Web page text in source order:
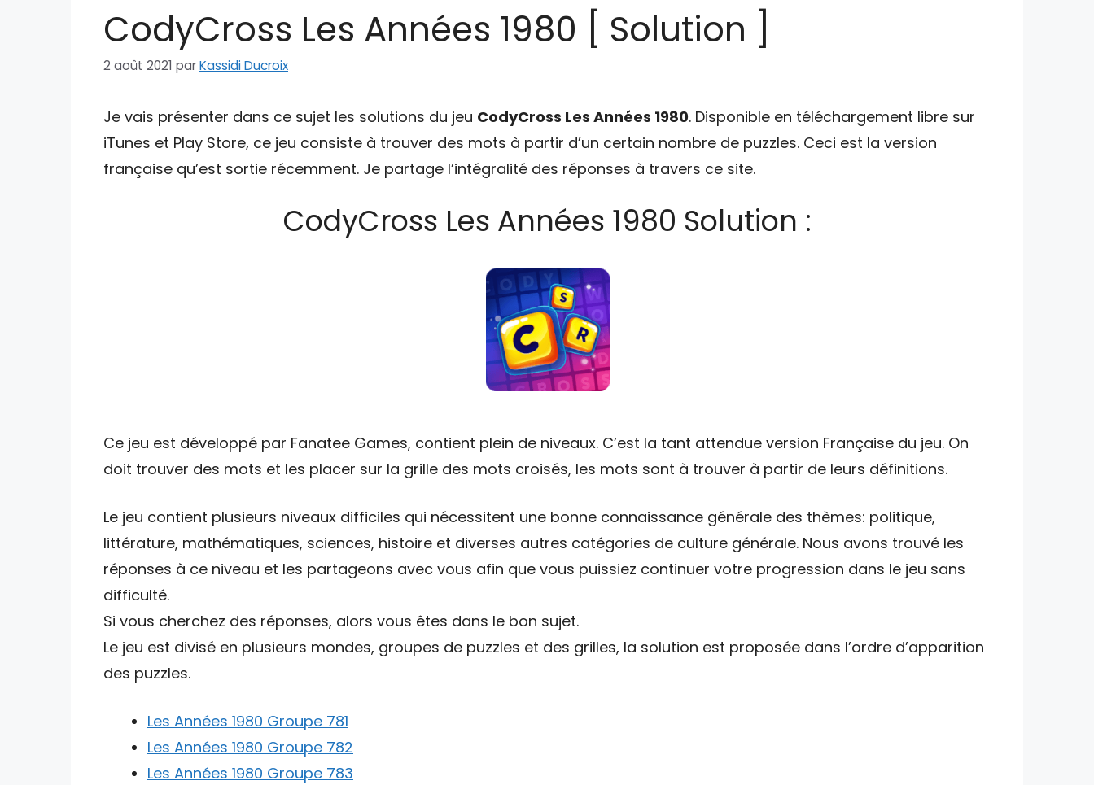
CodyCross Les Années 1980 [ Solution ]
2 août 2021 parKassidi Ducroix
Je vais présenter dans ce sujet les solutions du jeu CodyCross Les Années 1980. Disponible en téléchargement libre sur
iTunes et Play Store, ce jeu consiste à trouver des mots à partir d’un certain nombre de puzzles. Ceci est la version
française qu’est sortie récemment. Je partage l’intégralité des réponses à travers ce site.
CodyCross Les Années 1980 Solution :
Ce jeu est développé par Fanatee Games, contient plein de niveaux. C’est la tant attendue version Française du jeu. On
doit trouver des mots et les placer sur la grille des mots croisés, les mots sont à trouver à partir de leurs définitions.
Le jeu contient plusieurs niveaux difficiles qui nécessitent une bonne connaissance générale des thèmes: politique,
littérature, mathématiques, sciences, histoire et diverses autres catégories de culture générale. Nous avons trouvé les
réponses à ce niveau et les partageons avec vous afin que vous puissiez continuer votre progression dans le jeu sans
difficulté.
Si vous cherchez des réponses, alors vous êtes dans le bon sujet.
Le jeu est divisé en plusieurs mondes, groupes de puzzles et des grilles, la solution est proposée dans l’ordre d’apparition
des puzzles.
Les Années 1980 Groupe 781
Les Années 1980 Groupe 782
Les Années 1980 Groupe 783